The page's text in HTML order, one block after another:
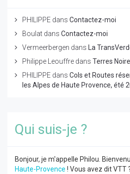
PHILIPPE dans Contactez-moi
Boulat dans Contactez-moi
Vermeerbergen dans La
Philippe Leouffre dans Terres
PHILIPPE dans Cols et Routes
les Alpes de Haute Provence, été
Qui suis-je ?
Bonjour, je m'appelle Philou.
Haute-Provence ! Vous avez dit VTT